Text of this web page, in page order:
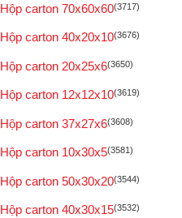
Hộp carton 70x60x60(3717)
Hộp carton 40x20x10(3676)
Hộp carton 20x25x6(3650)
Hộp carton 12x12x10(3619)
Hộp carton 37x27x6(3608)
Hộp carton 10x30x5(3581)
Hộp carton 50x30x20(3544)
Hộp carton 40x30x15(3532)